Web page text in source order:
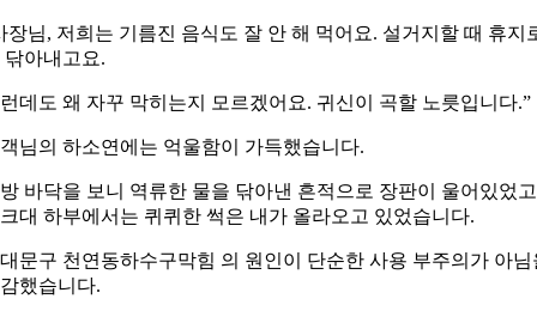
장님, 저희는 기름진 음식도 잘 안 해 먹어요. 설거지할 때 휴지
닦아내고요.
데도 왜 자꾸 막히는지 모르겠어요. 귀신이 곡할 노릇입니다.”
님의 하소연에는 억울함이 가득했습니다.
바닥을 보니 역류한 물을 닦아낸 흔적으로 장판이 울어있었
대 하부에서는 퀴퀴한 썩은 내가 올라오고 있었습니다.
문구 천연동하수구막힘 의 원인이 단순한 사용 부주의가 아님
했습니다.